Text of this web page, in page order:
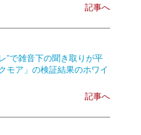
記事へ
”で雑音下の聞き取りが平
モア」の検証結果のホワイ
記事へ